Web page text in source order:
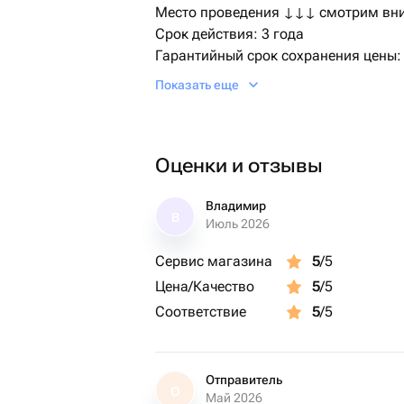
Место проведения ↓↓↓ смотрим
Срок действия: 3 года
Гарантийный срок сохранения
Бренд: bonodono | Россия | подарки и
✓ Место: любая точка Мира
✓ будет отправлен платформой
получателю
✓ Цена доставки: бесплатно 0 руб.
✓ Формат доставки: файл .pdf
✓ Вид поставки: электронный
✓ В рабочее время, сотрудники
Встреча с воздухоплавателями
Показать еще
Оценки и отзывы
Владимир
Июль 2026
Сервис магазина 5/5
Цена/Качество
5/5
Соответствие
5/5
О
Отправитель
Май 2026